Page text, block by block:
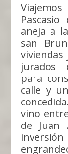
aneja a
san
jurados
para
calle y
vino
de Juan